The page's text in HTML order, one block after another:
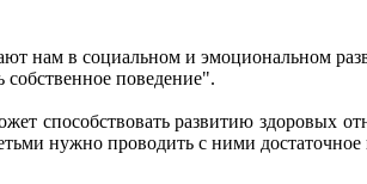
нам в социальном и эмоциональном
собственное поведение".
способствовать развитию здоровых
нужно проводить с ними достаточное